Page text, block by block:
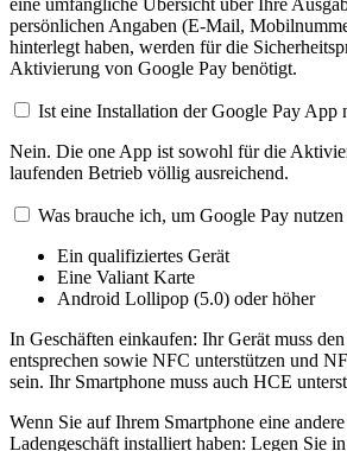
persönlichen Angaben (E-Mail,
hinterlegt haben, werden für die
Aktivierung von Google Pay benötigt.
Ist eine Installation der Google Pay App
Nein. Die one App ist sowohl für die
laufenden Betrieb völlig ausreichend.
Was brauche ich, um Google Pay
Ein qualifiziertes Gerät
Eine Valiant Karte
Android Lollipop (5.0) oder höher
In Geschäften einkaufen: Ihr Gerät muss
entsprechen sowie NFC unterstützen und
sein. Ihr Smartphone muss auch HCE
Wenn Sie auf Ihrem Smartphone eine
Ladengeschäft installiert haben: Legen Sie